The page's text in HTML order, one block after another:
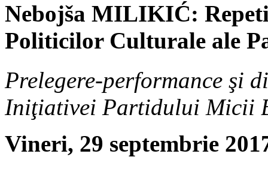
Nebojša MILIKIĆ:
Politicilor Culturale ale
Prelegere-performance şi
Iniţiativei Partidului Micii
Vineri, 29 septembrie